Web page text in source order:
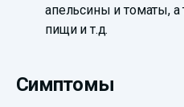
апельсины и томаты,
пищи и т.д.
Симптомы